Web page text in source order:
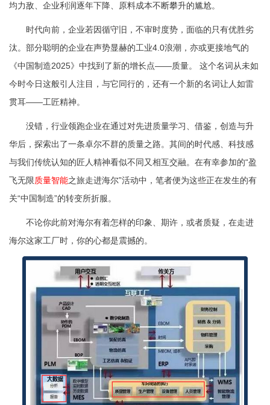
均力敌、企业利润逐年下降、原料成本不断攀升的尴尬。
时代向前，企业若因循守旧，不审时度势，面临的只有优胜劣
汰。部分聪明的企业在声势显赫的工业4.0浪潮，亦或更接地气的
《中国制造2025》中找到了新的增长点——质量。 这个名词从未如
今时今日这般引人注目，与它同行的，还有一个新的名词让人如雷
贯耳——工匠精神。
没错，行业领跑企业在通过对先进质量学习、借鉴，创造与升
华后，探索出了一条卓尔不群的质量之路。其间的时代感、科技感
与我们传统认知的匠人精神看似不同又相互交融。在有幸参加的“盈
飞无限质量智能之旅走进海尔”活动中，笔者便为这些正在发生的有
关“中国制造”的转变所折服。
不论你此前对海尔有着怎样的印象、期许，或者质疑，在走进
海尔这家工厂时，你的心都是震撼的。